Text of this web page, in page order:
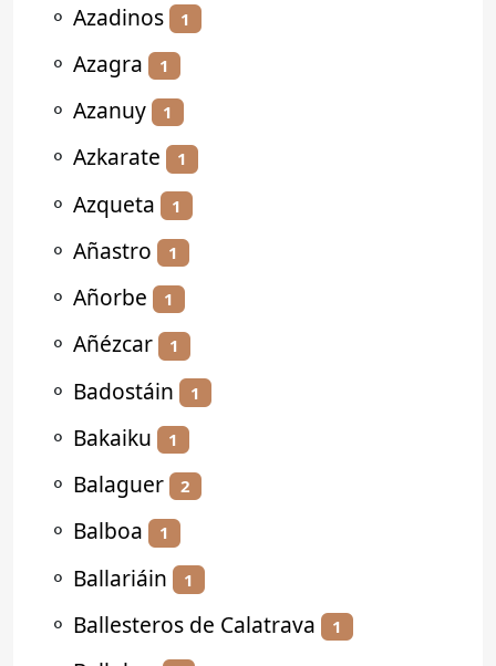
⚬ Azadinos 1
⚬ Azagra 1
⚬ Azanuy 1
⚬ Azkarate 1
⚬ Azqueta 1
⚬ Añastro 1
⚬ Añorbe 1
⚬ Añézcar 1
⚬ Badostáin 1
⚬ Bakaiku 1
⚬ Balaguer 2
⚬ Balboa 1
⚬ Ballariáin 1
⚬ Ballesteros de Calatrava 1